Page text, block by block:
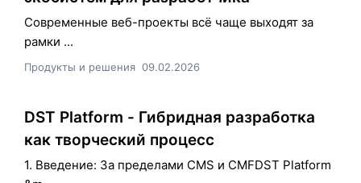
Современные веб-проекты всё чаще выходят за
рамки ...
Продукты и решения 09.02.2026
DST Platform - Гибридная разработка
как творческий процесс
1. Введение: За пределами CMS и CMFDST Platform